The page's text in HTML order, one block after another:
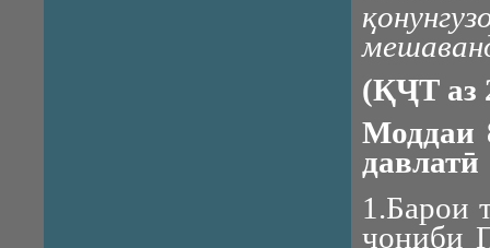
(ҚҶТ аз
Моддаи
давлатӣ
1.Барои
ҷониби